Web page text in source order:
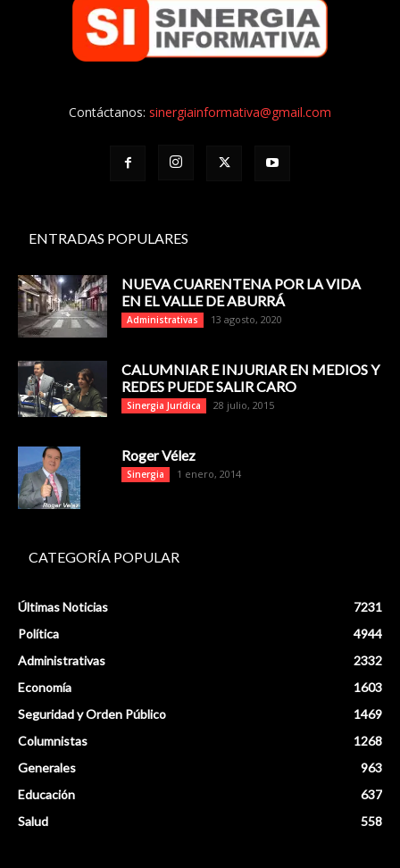
Contáctanos: sinergiainformativa@gmail.com
ENTRADAS POPULARES
NUEVA CUARENTENA POR LA VIDA
EN EL VALLE DE ABURRÁ
Administrativas 13 agosto, 2020
CALUMNIAR E INJURIAR EN MEDIOS Y
REDES PUEDE SALIR CARO
Sinergia Jurídica 28 julio, 2015
Roger Vélez
Sinergia 1 enero, 2014
CATEGORÍA POPULAR
Últimas Noticias
7231
Política
4944
Administrativas
2332
Economía
1603
Seguridad y Orden Público
1469
Columnistas
1268
Generales
963
Educación
637
Salud
558